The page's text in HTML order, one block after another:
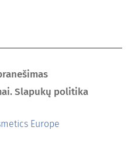
Slapukų politika
Europe